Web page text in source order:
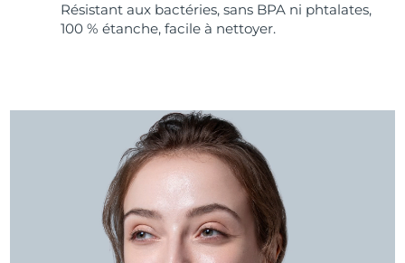
Résistant aux bactéries, sans BPA ni phtalates,
100 % étanche, facile à nettoyer.